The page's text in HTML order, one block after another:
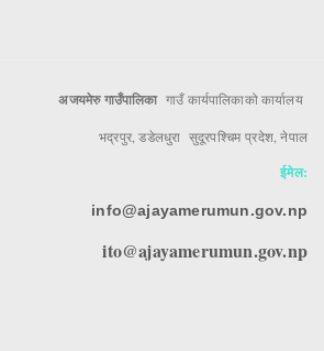
अजयमेरु गाउँपालिका गाउँ कार्यपालिकाको कार्यालय
भद्रपुर, डडेलधुरा सुदूरपश्चिम प्रदेश, नेपाल
ईमेल:
info@ajayamerumun.gov.np
ito@ajayamerumun.gov.np